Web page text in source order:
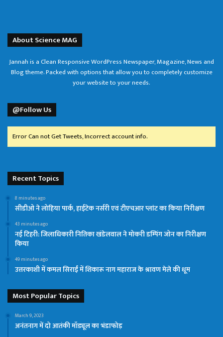
About Science MAG
Jannah is a Clean Responsive WordPress Newspaper, Magazine, News and
Blog theme. Packed with options that allow you to completely customize
your website to your needs.
@Follow Us
Error Can not Get Tweets, Incorrect account info.
Recent Topics
8 minutes ago
सीडीओ ने लोहिया पार्क, हाईटेक नर्सरी एवं टीएचआर प्लांट का किया निरीक्षण
43 minutes ago
नई टिहरी: जिलाधिकारी नितिका खंडेलवाल ने मोकरी डम्पिंग जोन का निरीक्षण
किया
49 minutes ago
उत्तरकाशी में कमल सिराईं में शिकारू नाग महाराज के श्रावण मेले की धूम
Most Popular Topics
March 9, 2023
अनंतनाग में दो आतंकी मॉड्यूल का भंडाफोड़